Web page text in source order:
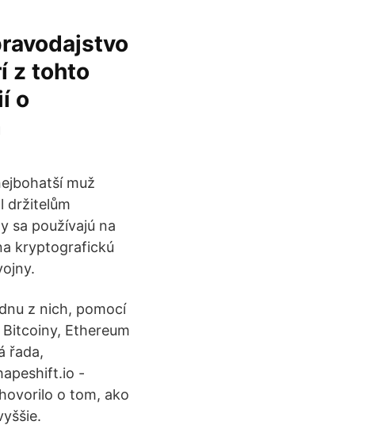
z tohto
o
muž
držitelům
sa používajú na
kryptografickú
z nich, pomocí
Ethereum
řada,
-
o tom, ako